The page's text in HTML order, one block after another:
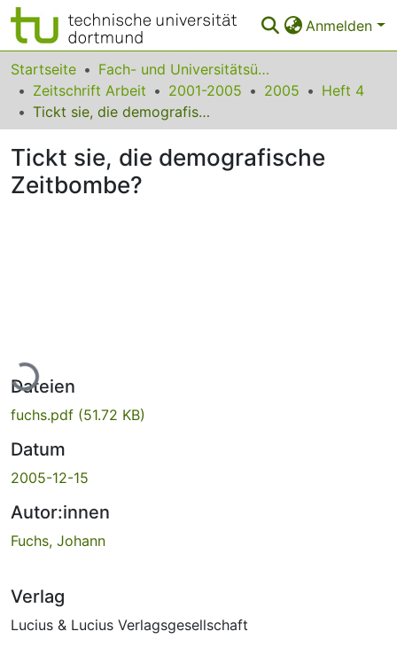
Anmelden
Bereiche & Sammlungen
Das gesamte Repositorium
FAQ
Startseite
Fach- und Universitätsübergreifendes
Zeitschrift Arbeit
2001-2005 2005
Heft 4
Tickt sie, die demografische Zeitbombe?
Tickt sie, die demografische
Zeitbombe?
Lade...
Dateien
fuchs.pdf (51.72 KB)
Datum
2005-12-15
Autor:innen
Fuchs, Johann
Verlag
Lucius & Lucius Verlagsgesellschaft